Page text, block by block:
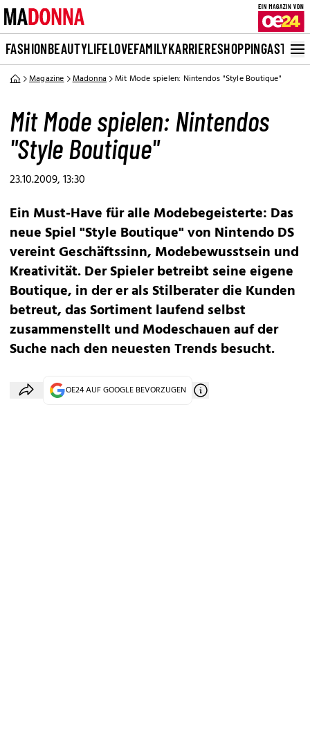
FASHIONBEAUTYLIFELOVEFAMILYKARRIERESHOPPINGASTRO
Magazine Madonna Mit Mode spielen: Nintendos "Style Boutique"
Mit Mode spielen: Nintendos
"Style Boutique"
23.10.2009, 13:30
Ein Must-Have für alle Modebegeisterte: Das
neue Spiel "Style Boutique" von Nintendo DS
vereint Geschäftssinn, Modebewusstsein und
Kreativität. Der Spieler betreibt seine eigene
Boutique, in der er als Stilberater die Kunden
betreut, das Sortiment laufend selbst
zusammenstellt und Modeschauen auf der
Suche nach den neuesten Trends besucht.
OE24 AUF GOOGLE BEVORZUGEN